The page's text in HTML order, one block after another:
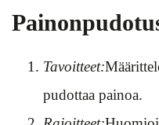
Tavoitteet:
pudottaa painoa.